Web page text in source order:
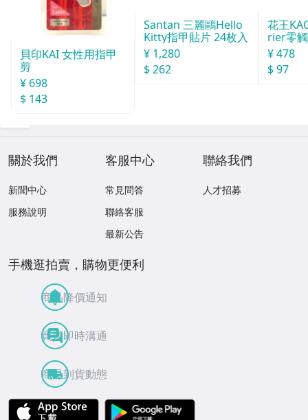
貝印KAI 女性用指甲
剪
¥ 698
$ 143
Santan 三麗鷗Hello
Kitty指甲貼片 24枚入
¥ 1,280
$ 262
花王
rier零
棉 日用
¥ 478
$ 97
關於我們
新聞中心
服務說明
客服中心
常見問答
聯絡客服
最新公告
聯絡我們
人才招募
手機逛拍賣，購物更便利
商品降價通知
買賣即時溝通
商品到貨動態
APP Store